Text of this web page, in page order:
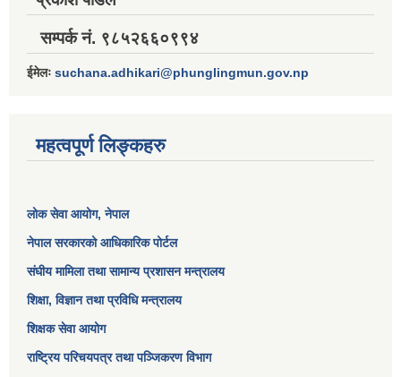
सम्पर्क नं. ९८५२६६०९९४
ईमेलः suchana.adhikari@phunglingmun.gov.np
महत्वपूर्ण लिङ्कहरु
लोक सेवा आयोग, नेपाल
नेपाल सरकारको आधिकारिक पोर्टल
संघीय मामिला तथा सामान्य प्रशासन मन्त्रालय
शिक्षा, विज्ञान तथा प्रविधि मन्त्रालय
शिक्षक सेवा आयोग
राष्ट्रिय परिचयपत्र तथा पञ्जिकरण विभाग